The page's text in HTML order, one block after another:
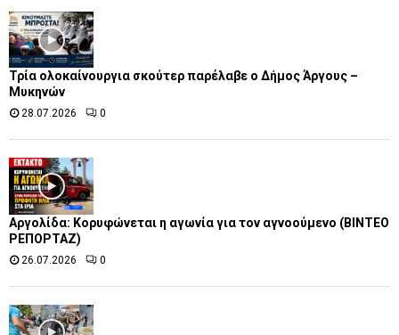
Τρία ολοκαίνουργια σκούτερ παρέλαβε o Δήμος Άργους –
Μυκηνών
28.07.2026 0
Αργολίδα: Κορυφώνεται η αγωνία για τον αγνοούμενο (ΒΙΝΤΕΟ
ΡΕΠΟΡΤΑΖ)
26.07.2026 0